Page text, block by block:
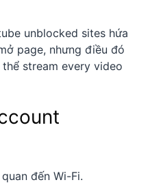
unblocked sites hứa
page, nhưng điều đó
stream every video
đến Wi-Fi.